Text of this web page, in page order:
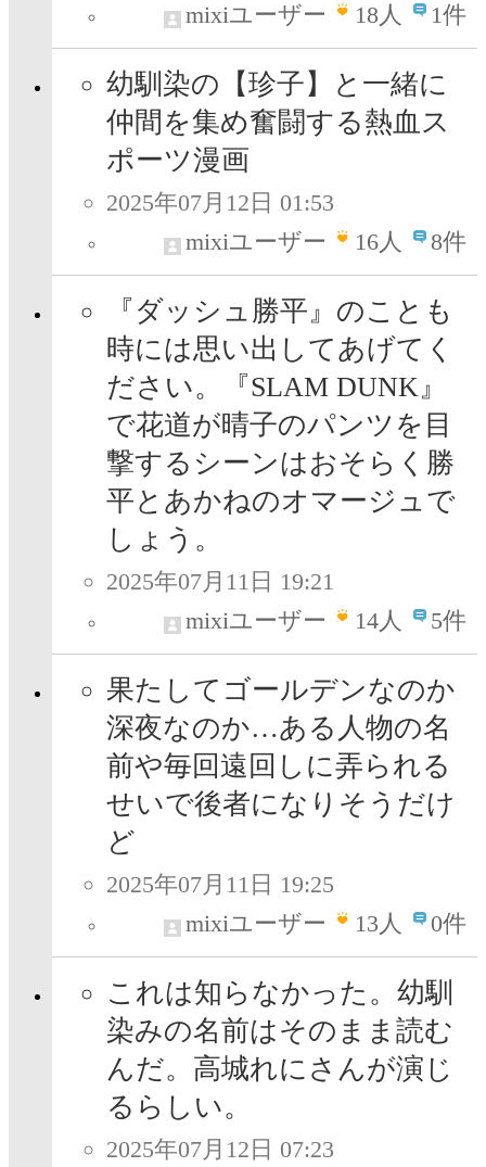
mixiユーザー
18人 1件
幼馴染の【珍子】と一緒に
仲間を集め奮闘する熱血ス
ポーツ漫画
2025年07月12日 01:53
mixiユーザー
16人 8件
『ダッシュ勝平』のことも
時には思い出してあげてく
ださい。『SLAM DUNK』
で花道が晴子のパンツを目
撃するシーンはおそらく勝
平とあかねのオマージュで
しょう。
2025年07月11日 19:21
mixiユーザー
14人 5件
果たしてゴールデンなのか
深夜なのか…ある人物の名
前や毎回遠回しに弄られる
せいで後者になりそうだけ
ど
2025年07月11日 19:25
mixiユーザー
13人 0件
これは知らなかった。幼馴
染みの名前はそのまま読む
んだ。高城れにさんが演じ
るらしい。
2025年07月12日 07:23